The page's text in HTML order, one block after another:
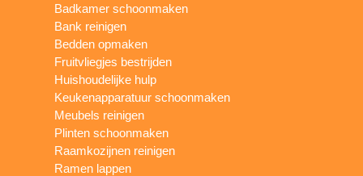
Badkamer schoonmaken
Bank reinigen
Bedden opmaken
Fruitvliegjes bestrijden
Huishoudelijke hulp
Keukenapparatuur schoonmaken
Meubels reinigen
Plinten schoonmaken
Raamkozijnen reinigen
Ramen lappen